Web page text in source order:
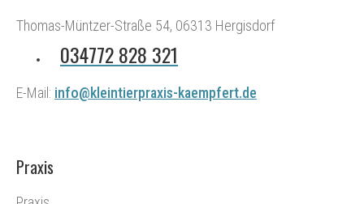
Thomas-Müntzer-Straße 54, 06313 Hergisdorf
034772 828 321
E-Mail: info@kleintierpraxis-kaempfert.de
Praxis